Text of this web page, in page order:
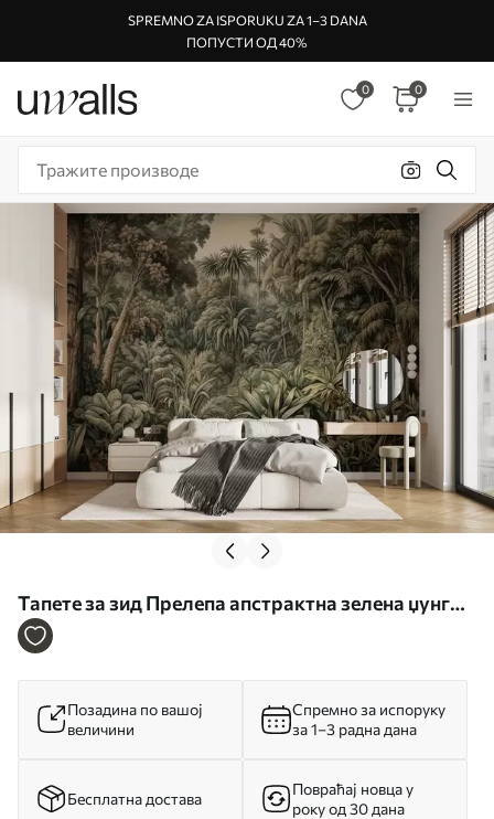
SPREMNO ZA ISPORUKU ZA 1–3 DANA
ПОПУСТИ ОД 40%
0 0
Тапете за зид Прелепа апстрактна зелена џунгла
са тропским лишћем бр. u96093
Позадина по вашој
величини
Спремно за испоруку
за 1–3 радна дана
Бесплатна достава
Повраћај новца у
року од 30 дана